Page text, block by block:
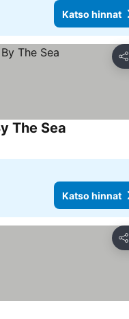
Katso hinnat
Jaa
The Sea
Katso hinnat
Jaa